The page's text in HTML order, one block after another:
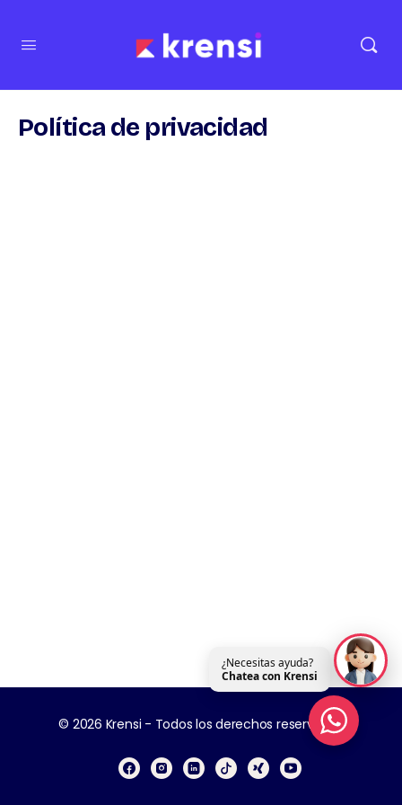
Política de privacidad
© 2026 Krensi - Todos los derechos reservados
¿Necesitas ayuda?
Chatea con Krensi